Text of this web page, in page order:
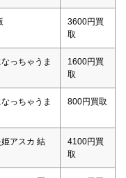
3600円買
取
っちゃうま
1600円買
取
っちゃうま
800円買取
アスカ 結
4100円買
取